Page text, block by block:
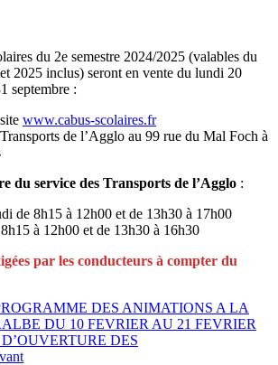
du 2e semestre 2024/2025 (valables du
2025 inclus) seront en vente du lundi 20
septembre :
www.cabus-scolaires.fr
de l’Agglo au 99 rue du Mal Foch à
du service des Transports de l’Agglo :
de 8h15 à 12h00 et de 13h30 à 17h00
à 12h00 et de 13h30 à 16h30
par les conducteurs à compter du
DES ANIMATIONS A LA
DU 10 FEVRIER AU 21 FEVRIER
DES